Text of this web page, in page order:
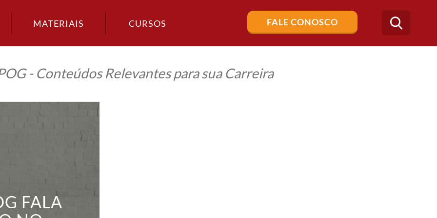
MATERIAIS CURSOS FALE CONOSCO
Buscar
no
blog
- Conteúdos Relevantes para sua Carreira
FALA